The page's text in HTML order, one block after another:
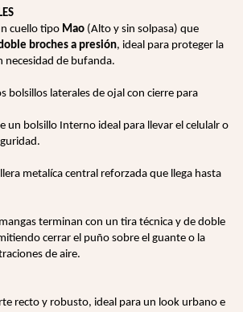
cuello tipo Mao (Alto y sin solpasa) que
broches a presión, ideal para proteger la
necesidad de bufanda.
bolsillos laterales de ojal con cierre para
un bolsillo Interno ideal para llevar el celulalr o
metalíca central reforzada que llega hasta
terminan con un tira técnica y de doble
cerrar el puño sobre el guante o la
de aire.
recto y robusto, ideal para un look urbano e